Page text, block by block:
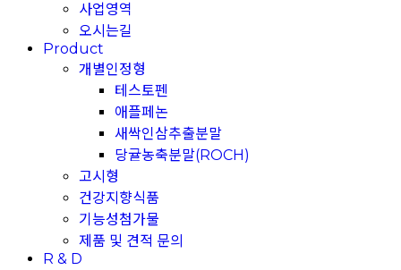
사업영역
오시는길
Product
개별인정형
테스토펜
애플페논
새싹인삼추출분말
당귤농축분말(ROCH)
고시형
건강지향식품
기능성첨가물
제품 및 견적 문의
R & D